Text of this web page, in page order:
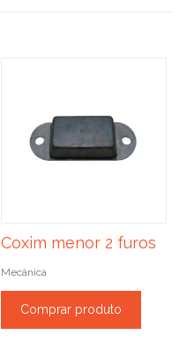
Coxim menor 2 furos
Mecânica
Comprar produto